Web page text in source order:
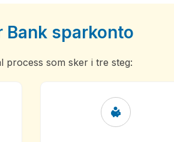
Bank sparkonto
process som sker i tre steg: